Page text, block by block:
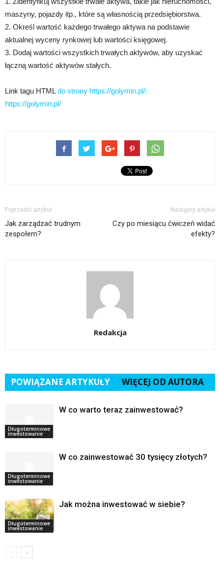
maszyny, pojazdy itp., które są własnością przedsiębiorstwa.
2. Określ wartość każdego trwałego aktywa na podstawie
aktualnej wyceny rynkowej lub wartości księgowej.
3. Dodaj wartości wszystkich trwałych aktywów, aby uzyskać
łączną wartość aktywów stałych.
Link tagu HTMLdo strony https://golymin.pl/:
https://golymin.pl/
Poprzedni artykuł
Jak zarządzać trudnym
zespołem?
Następny artykuł
Czy po miesiącu ćwiczeń widać
efekty?
Redakcja
POWIĄZANE ARTYKUŁY WIĘCEJ OD AUTORA
Długoterminowe
inwestowanie
W co warto teraz zainwestować?
Długoterminowe
inwestowanie
W co zainwestować 30 tysięcy złotych?
Długoterminowe
inwestowanie
Jak można inwestować w siebie?